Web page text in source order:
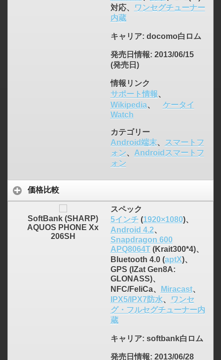
対応、
ワンセグチューナー
内蔵
キャリア: docomo白ロム
発売日情報: 2013/06/15
(発売日)
情報リンク
サポート情報、
Wikipedia、
ケータイ
Watch
カテゴリー
Android端末、
スマートフ
ォン、 Androidスマートフ
ォン
価格比較
SoftBank (SHARP)
AQUOS PHONE Xx
206SH
スペック
5インチ(1920×1080)、
Android 4.2、
Snapdragon 600
APQ8064T(Krait300*4)、
Bluetooth 4.0 (aptX)、
GPS (IZat Gen8A:
GLONASS)、
NFC/FeliCa、
Miracast、
IPX5/IPX7防水、
ワンセ
グ・フルセグチューナー内
蔵
キャリア: softbank白ロム
発売日情報: 2013/06/28